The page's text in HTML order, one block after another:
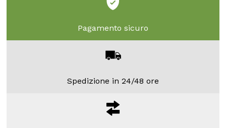
Pagamento sicuro
Spedizione in 24/48 ore